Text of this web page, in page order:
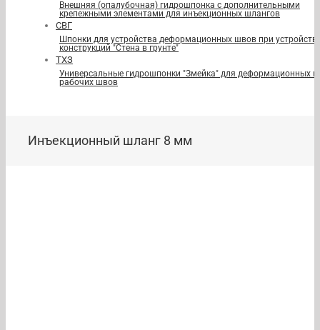
Внешняя (опалубочная) гидрошпонка с дополнительными
крепежными элементами для инъекционных шлангов
СВГ
Шпонки для устройства деформационных швов при
конструкций "Стена в грунте"
ТХЗ
Универсальные гидрошпонки "Змейка" для деформационных и
рабочих швов
Инъекционный шланг 8 мм